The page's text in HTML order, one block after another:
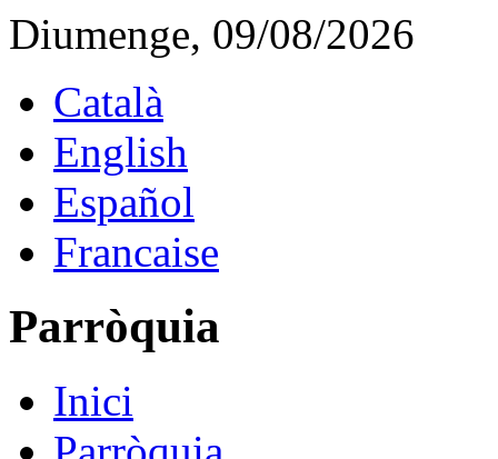
Diumenge, 09/08/2026
Català
English
Español
Francaise
Parròquia
Inici